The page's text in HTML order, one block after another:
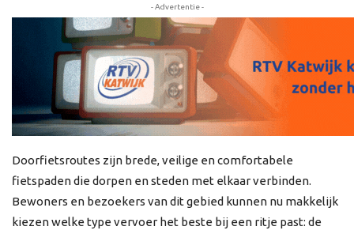
- Advertentie -
Doorfietsroutes zijn brede, veilige en comfortabele
fietspaden die dorpen en steden met elkaar verbinden.
Bewoners en bezoekers van dit gebied kunnen nu makkelijk
kiezen welke type vervoer het beste bij een ritje past: de